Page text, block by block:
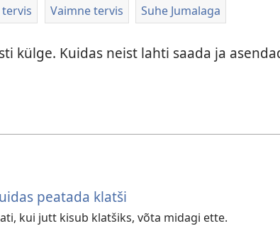
Vaimne tervis Suhe Jumalaga
külge. Kuidas neist lahti saada ja
peatada klatši
kui jutt kisub klatšiks, võta midagi ette.